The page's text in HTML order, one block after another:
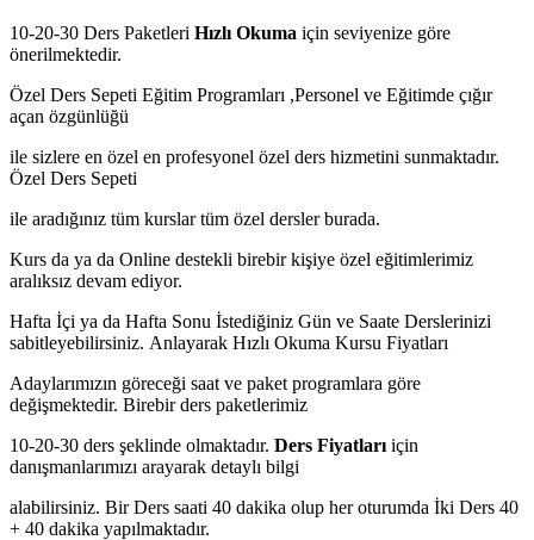
10-20-30 Ders Paketleri Hızlı Okuma için seviyenize göre
önerilmektedir.
Özel Ders Sepeti Eğitim Programları ,Personel ve Eğitimde çığır
açan özgünlüğü
ile sizlere en özel en profesyonel özel ders hizmetini sunmaktadır.
Özel Ders Sepeti
ile aradığınız tüm kurslar tüm özel dersler burada.
Kurs da ya da Online destekli birebir kişiye özel eğitimlerimiz
aralıksız devam ediyor.
Hafta İçi ya da Hafta Sonu İstediğiniz Gün ve Saate Derslerinizi
sabitleyebilirsiniz. Anlayarak Hızlı Okuma Kursu Fiyatları
Adaylarımızın göreceği saat ve paket programlara göre
değişmektedir. Birebir ders paketlerimiz
10-20-30 ders şeklinde olmaktadır. Ders Fiyatları için
danışmanlarımızı arayarak detaylı bilgi
alabilirsiniz. Bir Ders saati 40 dakika olup her oturumda İki Ders 40
+ 40 dakika yapılmaktadır.